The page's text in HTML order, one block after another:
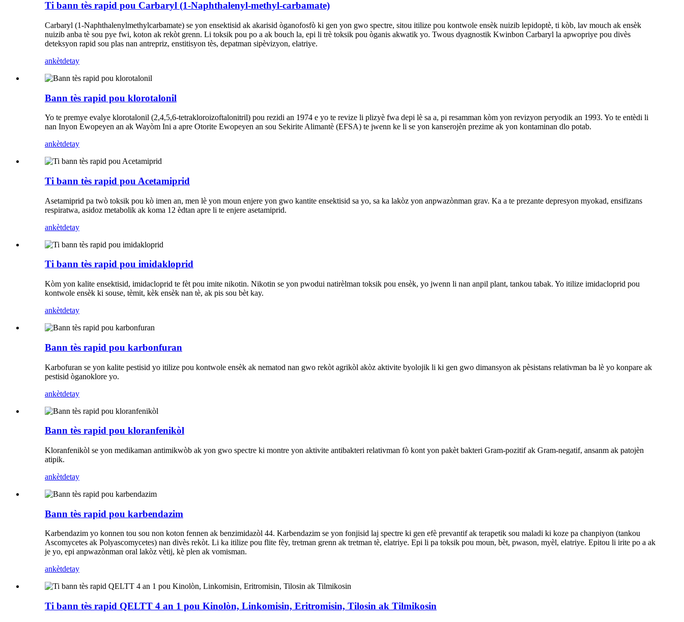
Ti bann tès rapid pou Carbaryl (1-Naphthalenyl-methyl-carbamate)
Carbaryl (1-Naphthalenylmethylcarbamate) se yon ensektisid ak akarisid òganofosfò ki gen yon gwo spectre, sitou itilize pou kontwole ensèk nuizib lepidoptè, ti kòb, lav mouch ak ensèk
nuizib anba tè sou pye fwi, koton ak rekòt grenn. Li toksik pou po a ak bouch la, epi li trè toksik pou òganis akwatik yo. Twous dyagnostik Kwinbon Carbaryl la apwopriye pou divès
deteksyon rapid sou plas nan antrepriz, enstitisyon tès, depatman sipèvizyon, elatriye.
ankètdetay
Bann tès rapid pou klorotalonil
Yo te premye evalye klorotalonil (2,4,5,6-tetrakloroizoftalonitril) pou rezidi an 1974 e yo te revize li plizyè fwa depi lè sa a, pi resamman kòm yon revizyon peryodik an 1993. Yo te entèdi li
nan Inyon Ewopeyen an ak Wayòm Ini a apre Otorite Ewopeyen an sou Sekirite Alimantè (EFSA) te jwenn ke li se yon kanserojèn prezime ak yon kontaminan dlo potab.
ankètdetay
Ti bann tès rapid pou Acetamiprid
Asetamiprid pa twò toksik pou kò imen an, men lè yon moun enjere yon gwo kantite ensektisid sa yo, sa ka lakòz yon anpwazònman grav. Ka a te prezante depresyon myokad, ensifizans
respiratwa, asidoz metabolik ak koma 12 èdtan apre li te enjere asetamiprid.
ankètdetay
Ti bann tès rapid pou imidakloprid
Kòm yon kalite ensektisid, imidacloprid te fèt pou imite nikotin. Nikotin se yon pwodui natirèlman toksik pou ensèk, yo jwenn li nan anpil plant, tankou tabak. Yo itilize imidacloprid pou
kontwole ensèk ki souse, tèmit, kèk ensèk nan tè, ak pis sou bèt kay.
ankètdetay
Bann tès rapid pou karbonfuran
Karbofuran se yon kalite pestisid yo itilize pou kontwole ensèk ak nematod nan gwo rekòt agrikòl akòz aktivite byolojik li ki gen gwo dimansyon ak pèsistans relativman ba lè yo konpare ak
pestisid òganoklore yo.
ankètdetay
Bann tès rapid pou kloranfenikòl
Kloranfenikòl se yon medikaman antimikwòb ak yon gwo spectre ki montre yon aktivite antibakteri relativman fò kont yon pakèt bakteri Gram-pozitif ak Gram-negatif, ansanm ak patojèn
atipik.
ankètdetay
Bann tès rapid pou karbendazim
Karbendazim yo konnen tou sou non koton fennen ak benzimidazòl 44. Karbendazim se yon fonjisid laj spectre ki gen efè prevantif ak terapetik sou maladi ki koze pa chanpiyon (tankou
Ascomycetes ak Polyascomycetes) nan divès rekòt. Li ka itilize pou flite fèy, tretman grenn ak tretman tè, elatriye. Epi li pa toksik pou moun, bèt, pwason, myèl, elatriye. Epitou li irite po a ak
je yo, epi anpwazònman oral lakòz vètij, kè plen ak vomisman.
ankètdetay
Ti bann tès rapid QELTT 4 an 1 pou Kinolòn, Linkomisin, Eritromisin, Tilosin ak Tilmikosin